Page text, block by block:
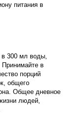
питания в
в 300 мл воды,
Принимайте в
порций
общего
Общее дневное
людей,